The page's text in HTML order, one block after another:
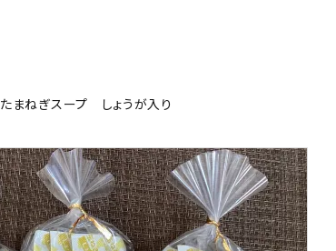
たまねぎスープ しょうが入り